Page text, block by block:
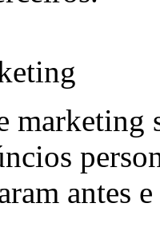
marketing
antes